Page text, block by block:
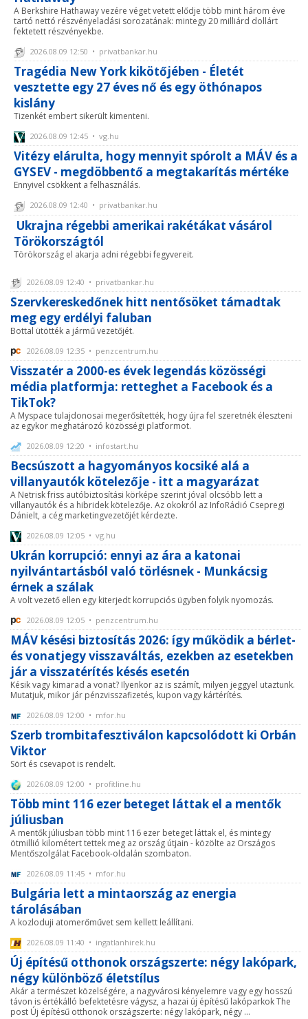
A Berkshire Hathaway vezére véget vetett elődje több mint három éve
tartó nettó részvényeladási sorozatának: mintegy 20 milliárd dollárt
fektetett részvényekbe.
2026.08.09 12:50 • privatbankar.hu
Tragédia New York kikötőjében - Életét
vesztette egy 27 éves nő és egy öthónapos
kislány
Tizenkét embert sikerült kimenteni.
2026.08.09 12:45 • vg.hu
Vitézy elárulta, hogy mennyit spórolt a MÁV és a
GYSEV - megdöbbentő a megtakarítás mértéke
Ennyivel csökkent a felhasználás.
2026.08.09 12:40 • privatbankar.hu
Ukrajna régebbi amerikai rakétákat vásárol
Törökországtól
Törökország el akarja adni régebbi fegyvereit.
2026.08.09 12:40 • privatbankar.hu
Szervkereskedőnek hitt nentősöket támadtak
meg egy erdélyi faluban
Bottal ütötték a jármű vezetőjét.
2026.08.09 12:35 • penzcentrum.hu
Visszatér a 2000-es évek legendás közösségi
média platformja: retteghet a Facebook és a
TikTok?
A Myspace tulajdonosai megerősítették, hogy újra fel szeretnék éleszteni
az egykor meghatározó közösségi platformot.
2026.08.09 12:20 • infostart.hu
Becsúszott a hagyományos kocsiké alá a
villanyautók kötelezője - itt a magyarázat
A Netrisk friss autóbiztosítási körképe szerint jóval olcsóbb lett a
villanyautók és a hibridek kötelezője. Az okokról az InfoRádió Csepregi
Dánielt, a cég marketingvezetőjét kérdezte.
2026.08.09 12:05 • vg.hu
Ukrán korrupció: ennyi az ára a katonai
nyilvántartásból való törlésnek - Munkácsig
érnek a szálak
A volt vezető ellen egy kiterjedt korrupciós ügyben folyik nyomozás.
2026.08.09 12:05 • penzcentrum.hu
MÁV késési biztosítás 2026: így működik a bérlet-
és vonatjegy visszaváltás, ezekben az esetekben
jár a visszatérítés késés esetén
Késik vagy kimarad a vonat? Ilyenkor az is számít, milyen jeggyel utaztunk.
Mutatjuk, mikor jár pénzvisszafizetés, kupon vagy kártérítés.
2026.08.09 12:00 • mfor.hu
Szerb trombitafesztiválon kapcsolódott ki Orbán
Viktor
Sört és csevapot is rendelt.
2026.08.09 12:00 • profitline.hu
Több mint 116 ezer beteget láttak el a mentők
júliusban
A mentők júliusban több mint 116 ezer beteget láttak el, és mintegy
ötmillió kilométert tettek meg az ország útjain - közölte az Országos
Mentőszolgálat Facebook-oldalán szombaton.
2026.08.09 11:45 • mfor.hu
Bulgária lett a mintaország az energia
tárolásában
A kozloduji atomerőművet sem kellett leállítani.
2026.08.09 11:40 • ingatlanhirek.hu
Új építésű otthonok országszerte: négy lakópark,
négy különböző életstílus
Akár a természet közelségére, a nagyvárosi kényelemre vagy egy hosszú
távon is értékálló befektetésre vágysz, a hazai új építésű lakóparkok The
post Új építésű otthonok országszerte: négy lakópark, négy ...